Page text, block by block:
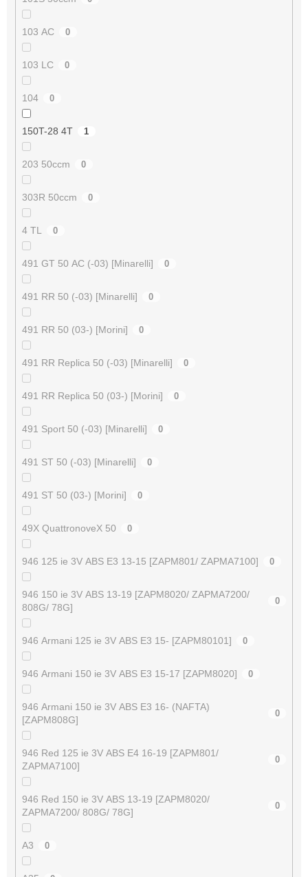
103 AC 0
103 LC 0
104 0
150T-28 4T 1
203 50ccm 0
303R 50ccm 0
4 TL 0
491 GT 50 AC (-03) [Minarelli] 0
491 RR 50 (-03) [Minarelli] 0
491 RR 50 (03-) [Morini] 0
491 RR Replica 50 (-03) [Minarelli] 0
491 RR Replica 50 (03-) [Morini] 0
491 Sport 50 (-03) [Minarelli] 0
491 ST 50 (-03) [Minarelli] 0
491 ST 50 (03-) [Morini] 0
49X QuattronoveX 50 0
946 125 ie 3V ABS E3 13-15 [ZAPM801/ ZAPMA7100] 0
946 150 ie 3V ABS 13-19 [ZAPM8020/ ZAPMA7200/
808G/ 78G]
0
946 Armani 125 ie 3V ABS E3 15- [ZAPM80101] 0
946 Armani 150 ie 3V ABS E3 15-17 [ZAPM8020] 0
946 Armani 150 ie 3V ABS E3 16- (NAFTA)
[ZAPM808G]
0
946 Red 125 ie 3V ABS E4 16-19 [ZAPM801/
ZAPMA7100]
0
946 Red 150 ie 3V ABS 13-19 [ZAPM8020/
ZAPMA7200/ 808G/ 78G]
0
A3 0